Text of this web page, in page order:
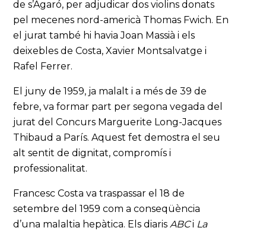
de s’Agaró, per adjudicar dos violins donats
pel mecenes nord-americà Thomas Fwich. En
el jurat també hi havia Joan Massià i els
deixebles de Costa, Xavier Montsalvatge i
Rafel Ferrer.
El juny de 1959, ja malalt i a més de 39 de
febre, va formar part per segona vegada del
jurat del Concurs Marguerite Long-Jacques
Thibaud a París. Aquest fet demostra el seu
alt sentit de dignitat, compromís i
professionalitat.
Francesc Costa va traspassar el 18 de
setembre del 1959 com a conseqüència
d’una malaltia hepàtica. Els diarisABCi La